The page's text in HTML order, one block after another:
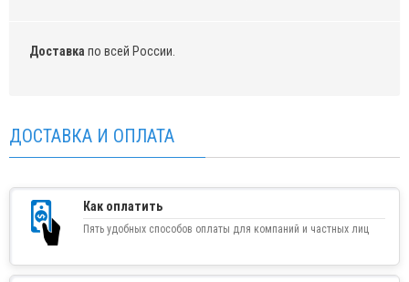
Доставка по всей России.
ДОСТАВКА И ОПЛАТА
Как оплатить
Пять удобных способов оплаты для компаний и частных лиц